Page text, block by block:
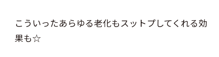
こういったあらゆる老化もスットプしてくれる効
果も☆